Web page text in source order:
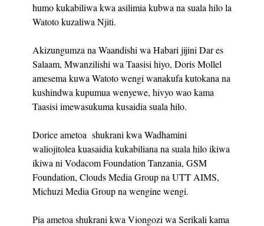
humo kukabiliwa kwa asilimia kubwa na suala hilo la
Watoto kuzaliwa Njiti.
Akizungumza na Waandishi wa Habari jijini Dar es
Salaam, Mwanzilishi wa Taasisi hiyo, Doris Mollel
amesema kuwa Watoto wengi wanakufa kutokana na
kushindwa kupumua wenyewe, hivyo wao kama
Taasisi imewasukuma kusaidia suala hilo.
Dorice ametoa shukrani kwa Wadhamini
waliojitolea kuasaidia kukabiliana na suala hilo ikiwa
ikiwa ni Vodacom Foundation Tanzania, GSM
Foundation, Clouds Media Group na UTT AIMS,
Michuzi Media Group na wengine wengi.
Pia ametoa shukrani kwa Viongozi wa Serikali kama